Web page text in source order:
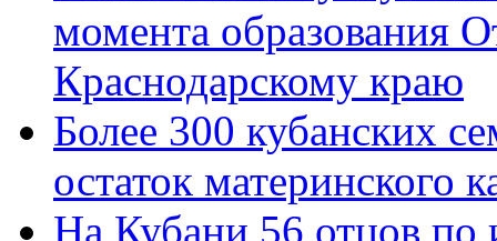
момента образования
Краснодарскому краю
Более 300 кубанских
остаток материнского
На Кубани 56 отцов по